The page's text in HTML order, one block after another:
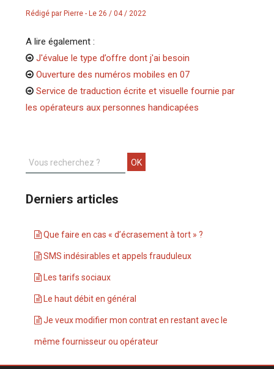
Rédigé par Pierre - Le 26 / 04 / 2022
A lire également :
J'évalue le type d’offre dont j'ai besoin
Ouverture des numéros mobiles en 07
Service de traduction écrite et visuelle fournie par
les opérateurs aux personnes handicapées
Derniers articles
Que faire en cas « d’écrasement à tort » ?
SMS indésirables et appels frauduleux
Les tarifs sociaux
Le haut débit en général
Je veux modifier mon contrat en restant avec le
même fournisseur ou opérateur